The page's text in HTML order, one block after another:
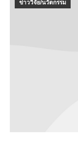
ข่าววิจัย/นวัตกรรม